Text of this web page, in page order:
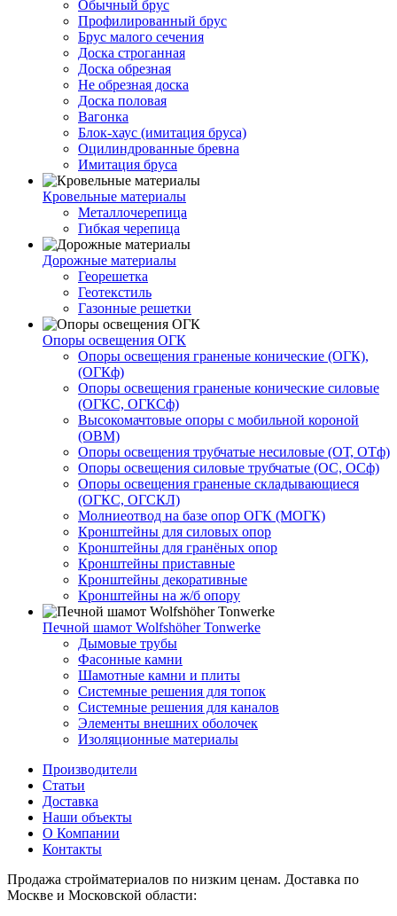
Обычный брус
Профилированный брус
Брус малого сечения
Доска строганная
Доска обрезная
Не обрезная доска
Доска половая
Вагонка
Блок-хаус (имитация бруса)
Оцилиндрованные бревна
Имитация бруса
Кровельные материалы
Металлочерепица
Гибкая черепица
Дорожные материалы
Георешетка
Геотекстиль
Газонные решетки
Опоры освещения ОГК
Опоры освещения граненые конические (ОГК),
(ОГКф)
Опоры освещения граненые конические силовые
(ОГКС, ОГКСф)
Высокомачтовые опоры с мобильной короной
(ОВМ)
Опоры освещения трубчатые несиловые (ОТ, ОТф)
Опоры освещения силовые трубчатые (ОС, ОСф)
Опоры освещения граненые складывающиеся
(ОГКС, ОГСКЛ)
Молниеотвод на базе опор ОГК (МОГК)
Кронштейны для силовых опор
Кронштейны для гранёных опор
Кронштейны приставные
Кронштейны декоративные
Кронштейны на ж/б опору
Печной шамот Wolfshöher Tonwerke
Дымовые трубы
Фасонные камни
Шамотные камни и плиты
Системные решения для топок
Системные решения для каналов
Элементы внешних оболочек
Изоляционные материалы
Производители
Статьи
Доставка
Наши объекты
О Компании
Контакты
Продажа стройматериалов по низким ценам. Доставка по
Москве и Московской области: